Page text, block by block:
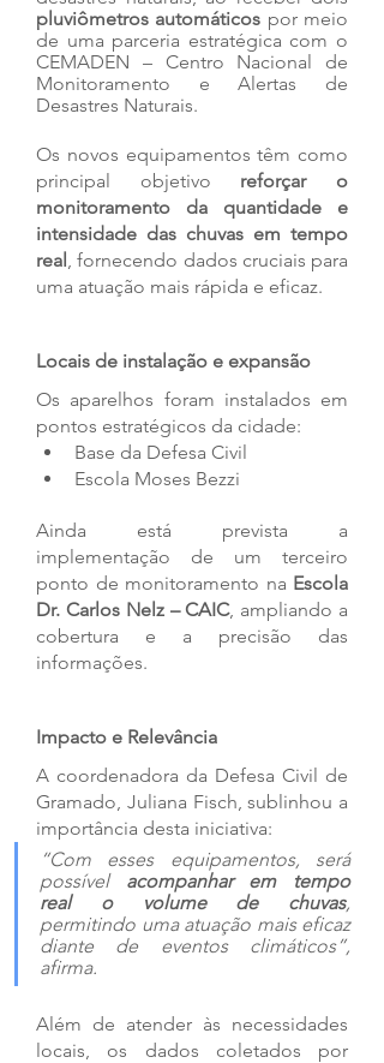
pluviômetros automáticos por meio
de uma parceria estratégica com o
CEMADEN – Centro Nacional de
Monitoramento e Alertas de
Desastres Naturais.
Os novos equipamentos têm como
principal objetivo reforçar o
monitoramento da quantidade e
intensidade das chuvas em tempo
real, fornecendo dados cruciais para
uma atuação mais rápida e eficaz.
Locais de instalação e expansão
Os aparelhos foram instalados em
pontos estratégicos da cidade:
Base da Defesa Civil
Escola Moses Bezzi
Ainda está prevista a
implementação de um terceiro
ponto de monitoramento na Escola
Dr. Carlos Nelz – CAIC, ampliando a
cobertura e a precisão das
informações.
Impacto e Relevância
A coordenadora da Defesa Civil de
Gramado, Juliana Fisch, sublinhou a
importância desta iniciativa:
“Com esses equipamentos, será
possível acompanhar em tempo
real o volume de chuvas,
permitindo uma atuação mais eficaz
diante de eventos climáticos”,
afirma.
Além de atender às necessidades
locais, os dados coletados por